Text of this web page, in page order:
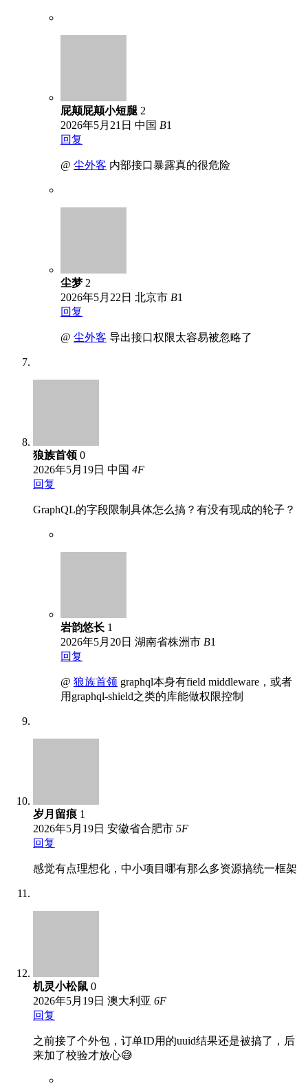
屁颠屁颠小短腿 2
2026年5月21日 中国 B1
回复
@ 尘外客 内部接口暴露真的很危险
尘梦 2
2026年5月22日 北京市 B1
回复
@ 尘外客 导出接口权限太容易被忽略了
狼族首领 0
2026年5月19日 中国 4F
回复
GraphQL的字段限制具体怎么搞？有没有现成的轮子？
岩韵悠长 1
2026年5月20日 湖南省株洲市 B1
回复
@ 狼族首领 graphql本身有field middleware，或者
用graphql-shield之类的库能做权限控制
岁月留痕 1
2026年5月19日 安徽省合肥市 5F
回复
感觉有点理想化，中小项目哪有那么多资源搞统一框架
机灵小松鼠 0
2026年5月19日 澳大利亚 6F
回复
之前接了个外包，订单ID用的uuid结果还是被搞了，后
来加了校验才放心😅